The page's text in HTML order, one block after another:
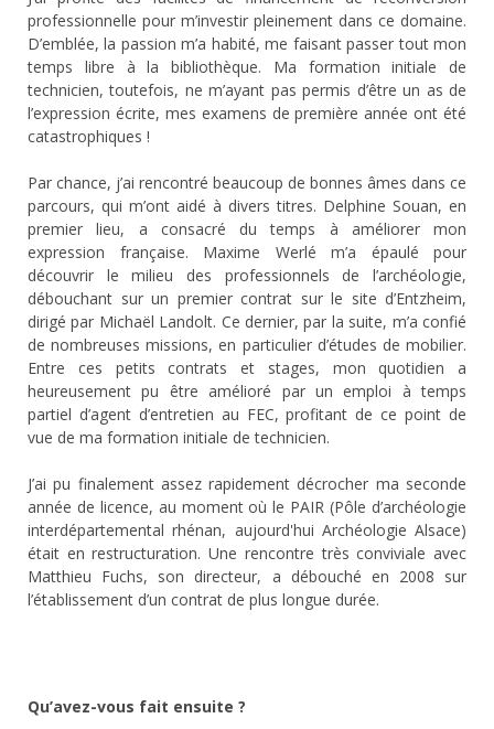
professionnelle pour m’investir pleinement dans ce domaine.
D’emblée, la passion m’a habité, me faisant passer tout mon
temps libre à la bibliothèque. Ma formation initiale de
technicien, toutefois, ne m’ayant pas permis d’être un as de
l’expression écrite, mes examens de première année ont été
catastrophiques !
Par chance, j’ai rencontré beaucoup de bonnes âmes dans ce
parcours, qui m’ont aidé à divers titres. Delphine Souan, en
premier lieu, a consacré du temps à améliorer mon
expression française. Maxime Werlé m’a épaulé pour
découvrir le milieu des professionnels de l’archéologie,
débouchant sur un premier contrat sur le site d’Entzheim,
dirigé par Michaël Landolt. Ce dernier, par la suite, m’a confié
de nombreuses missions, en particulier d’études de mobilier.
Entre ces petits contrats et stages, mon quotidien a
heureusement pu être amélioré par un emploi à temps
partiel d’agent d’entretien au FEC, profitant de ce point de
vue de ma formation initiale de technicien.
J’ai pu finalement assez rapidement décrocher ma seconde
année de licence, au moment où le PAIR (Pôle d’archéologie
interdépartemental rhénan, aujourd'hui Archéologie Alsace)
était en restructuration. Une rencontre très conviviale avec
Matthieu Fuchs, son directeur, a débouché en 2008 sur
l’établissement d’un contrat de plus longue durée.
Qu’avez-vous fait ensuite ?